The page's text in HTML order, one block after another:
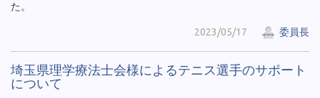
た。
2023/05/17 委員長
埼玉県理学療法士会様によるテニス選手のサポート
について